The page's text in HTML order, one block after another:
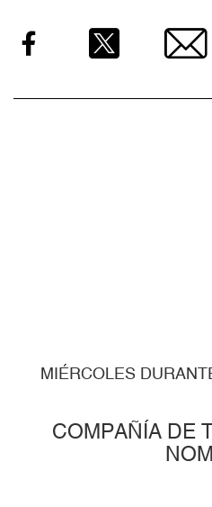
Facebook
MIÉRCOLES
COMPAÑÍA DE